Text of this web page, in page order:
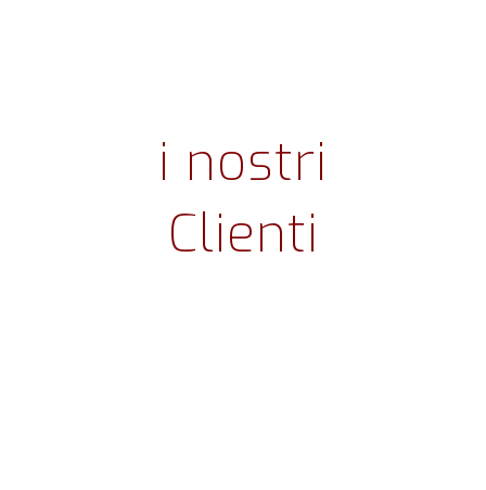
i nostri
Clienti